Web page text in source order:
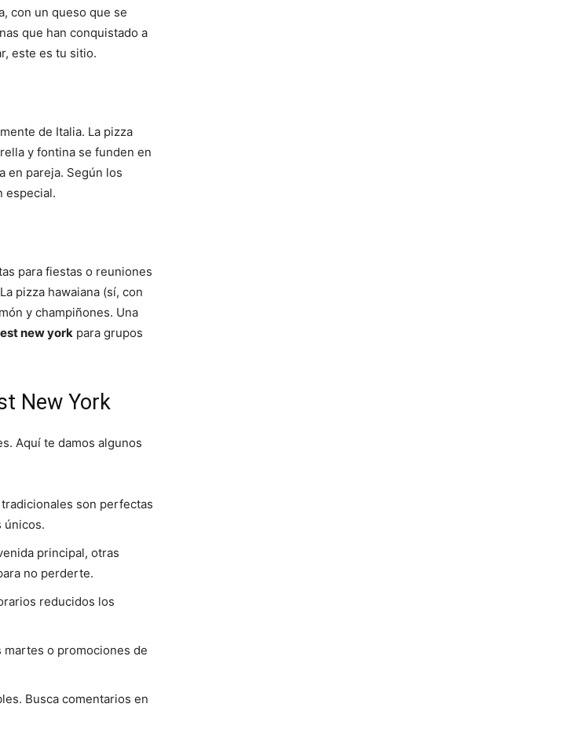
con un queso que se
que han conquistado a
este es tu sitio.
de Italia. La pizza
y fontina se funden en
en pareja. Según los
especial.
para fiestas o reuniones
pizza hawaiana (sí, con
y champiñones. Una
new york para grupos
New York
Aquí te damos algunos
son perfectas
únicos.
principal, otras
no perderte.
reducidos los
o promociones de
Busca comentarios en